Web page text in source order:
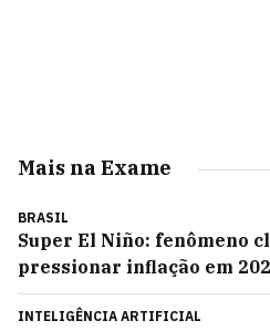
Mais na Exame
BRASIL
Super El Niño: fenômeno
pressionar inflação em
INTELIGÊNCIA ARTIFICIAL